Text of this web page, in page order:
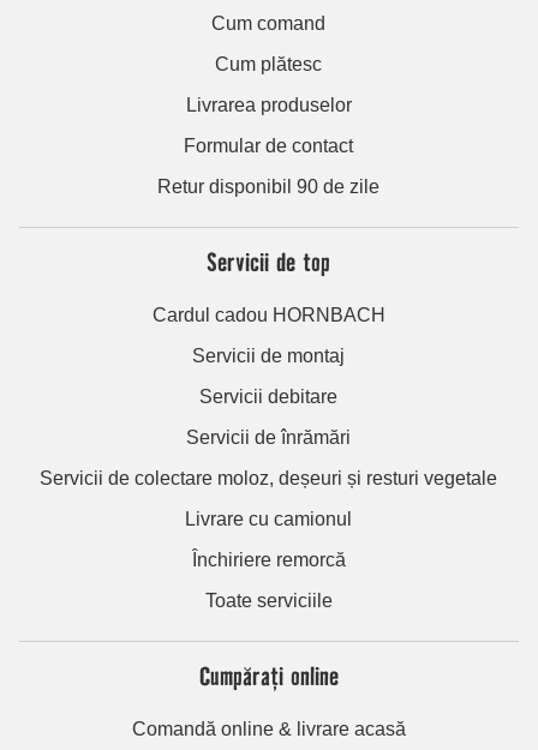
Cum comand
Cum plătesc
Livrarea produselor
Formular de contact
Retur disponibil 90 de zile
Servicii de top
Cardul cadou HORNBACH
Servicii de montaj
Servicii debitare
Servicii de înrămări
Servicii de colectare moloz, deșeuri și resturi vegetale
Livrare cu camionul
Închiriere remorcă
Toate serviciile
Cumpărați online
Comandă online & livrare acasă